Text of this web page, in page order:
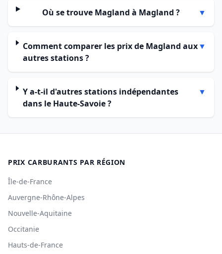
Où se trouve Magland à Magland ? ▼
Comment comparer les prix de Magland aux
autres stations ?
▼
Y a-t-il d'autres stations indépendantes
dans le Haute-Savoie ?
▼
PRIX CARBURANTS PAR RÉGION
Île-de-France
Auvergne-Rhône-Alpes
Nouvelle-Aquitaine
Occitanie
Hauts-de-France